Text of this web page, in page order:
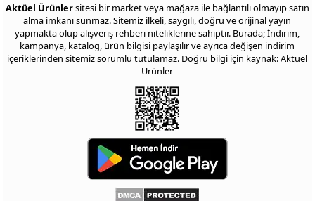
Petra Kadın Kalın Taban Sandalet
189 TL
Shiny Çocuk Işıklı Kapalı Sandalet
199 TL
Kadın Bikini Külot 3'lü
119 TL
Gecelik Elbise
Erkek Atlet
Erkek Boxer
Pamuklu Erkek Çorap 3'lü
Bambum Porselen 10 Parça Kahvaltı Takımı
Desenli Opal Tabak Çeşitleri
Aktüel Ürünlersitesi bir market veya mağaza ile bağlantılı olmayıp satın
alma imkanı sunmaz. Sitemiz ilkeli, saygılı, doğru ve orijinal yayın
yapmakta olup alışveriş rehberi niteliklerine sahiptir. Burada; İndirim,
kampanya, katalog, ürün bilgisi paylaşılır ve ayrıca değişen indirim
içeriklerinden sitemiz sorumlu tutulamaz. Doğru bilgi için kaynak: Aktüel
Ürünler